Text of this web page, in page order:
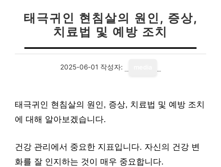
태극귀인 현침살의 원인, 증상,
치료법 및 예방 조치
2025-06-01 작성자:
태극귀인 현침살의 원인, 증상, 치료법 및 예방 조치
에 대해 알아보겠습니다.
건강 관리에서 중요한 지표입니다. 자신의 건강 변
화를 잘 인지하는 것이 매우 중요합니다.